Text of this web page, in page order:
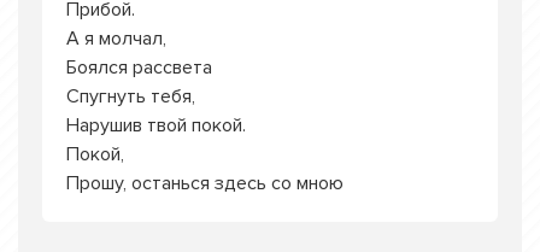
Прибой.
А я молчал,
Боялся рассвета
Спугнуть тебя,
Нарушив твой покой.
Покой,
Прошу, останься здесь со мною